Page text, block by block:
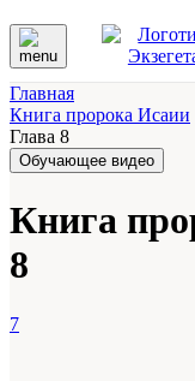
Главная
Книга пророка Исаии
Глава 8
Обучающее видео
Книга
8
7